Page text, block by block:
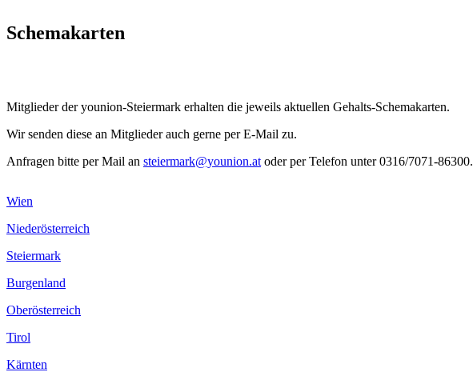
Schemakarten
Mitglieder der younion-Steiermark erhalten die jeweils aktuellen Gehalts-Schemakarten.
Wir senden diese an Mitglieder auch gerne per E-Mail zu.
Anfragen bitte per Mail an steiermark@younion.at oder per Telefon unter 0316/7071-86300.
Wien
Niederösterreich
Steiermark
Burgenland
Oberösterreich
Tirol
Kärnten